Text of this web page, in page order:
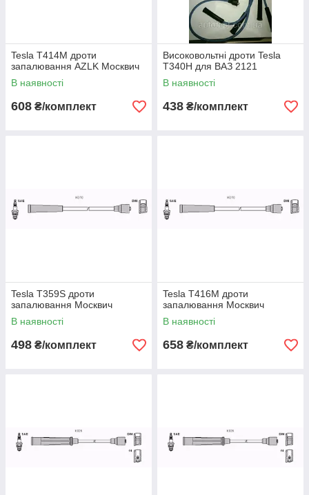
Tesla T414M дроти
запалювання AZLK Москвич
В наявності
608 ₴/комплект
Високовольтні дроти Tesla
T340H для ВАЗ 2121
В наявності
438 ₴/комплект
Tesla T359S дроти
запалювання Москвич
В наявності
498 ₴/комплект
Tesla T416M дроти
запалювання Москвич
В наявності
658 ₴/комплект